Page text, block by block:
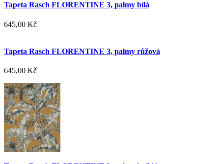
Tapeta Rasch FLORENTINE 3, palmy bílá
645,00 Kč
Tapeta Rasch FLORENTINE 3, palmy růžová
645,00 Kč